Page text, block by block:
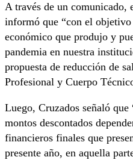
A través de un comunicado,
informó que “con el
económico que produjo y
pandemia en nuestra
propuesta de reducción de
Profesional y Cuerpo
Luego, Cruzados señaló
montos descontados
financieros finales que
presente año, en aquella